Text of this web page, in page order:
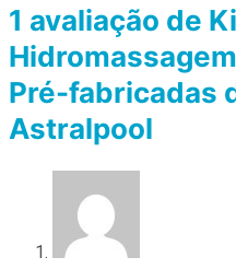
1 avaliação de
Pré-fabricadas
Astralpool